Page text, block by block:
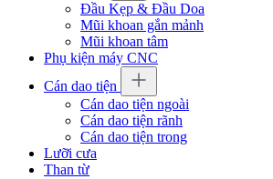
Đầu Kẹp & Đầu Doa
Mũi khoan gắn mảnh
Mũi khoan tâm
Phụ kiện máy CNC
Cán dao tiện
Cán dao tiện ngoài
Cán dao tiện rãnh
Cán dao tiện trong
Lưỡi cưa
Than từ